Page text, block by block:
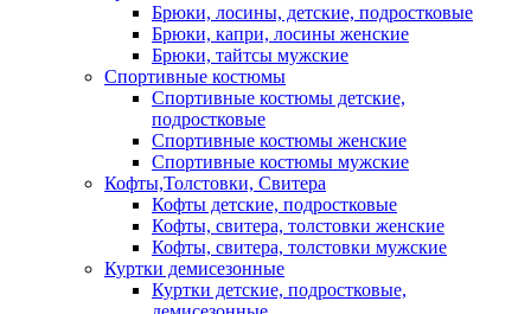
Брюки, лосины, детские, подростковые
Брюки, капри, лосины женские
Брюки, тайтсы мужские
Спортивные костюмы
Спортивные костюмы детские,
подростковые
Спортивные костюмы женские
Спортивные костюмы мужские
Кофты,Толстовки, Свитера
Кофты детские, подростковые
Кофты, свитера, толстовки женские
Кофты, свитера, толстовки мужские
Куртки демисезонные
Куртки детские, подростковые,